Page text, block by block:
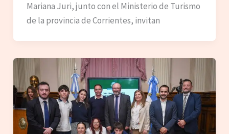
Mariana Juri, junto con el Ministerio de Turismo
de la provincia de Corrientes, invitan